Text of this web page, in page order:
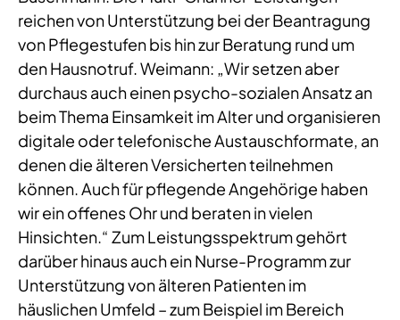
reichen von Unterstützung bei der Beantragung
von Pflegestufen bis hin zur Beratung rund um
den Hausnotruf. Weimann: „Wir setzen aber
durchaus auch einen psycho-sozialen Ansatz an
beim Thema Einsamkeit im Alter und organisieren
digitale oder telefonische Austauschformate, an
denen die älteren Versicherten teilnehmen
können. Auch für pflegende Angehörige haben
wir ein offenes Ohr und beraten in vielen
Hinsichten.“ Zum Leistungsspektrum gehört
darüber hinaus auch ein Nurse-Programm zur
Unterstützung von älteren Patienten im
häuslichen Umfeld – zum Beispiel im Bereich